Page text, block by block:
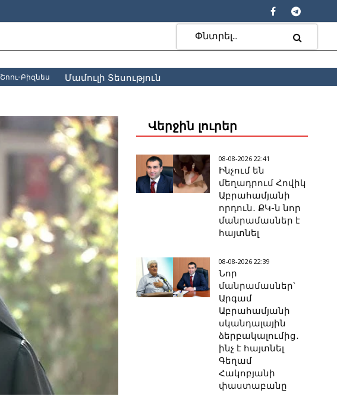
Շոու-Բիզնես Մամուլի Տեսություն
Վերջին լուրեր
08-08-2026 22:41
Ինչում են
մեղադրում Հովիկ
Աբրահամյանի
որդուն․ ՔԿ-ն նոր
մանրամասներ է
հայտնել
08-08-2026 22:39
Նոր
մանրամասներ՝
Արգամ
Աբրահամյանի
սկանդալային
ձերբակալումից․
ինչ է հայտնել
Գեղամ
Հակոբյանի
փաստաբանը